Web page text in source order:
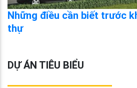
Những điều cần biết trước
thự
DỰ ÁN TIÊU BIỂU